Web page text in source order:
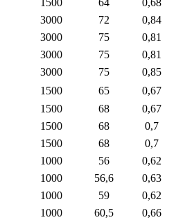
1500 64
0,68
3000 72
0,84
3000 75
0,81
3000 75
0,81
3000 75
0,85
1500 65
0,67
1500 68
0,67
1500 68
0,7
1500 68
0,7
1000 56
0,62
1000 56,6
0,63
1000 59
0,62
1000 60,5
0,66